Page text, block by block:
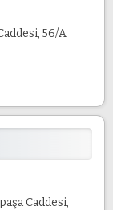
56/A
Caddesi,